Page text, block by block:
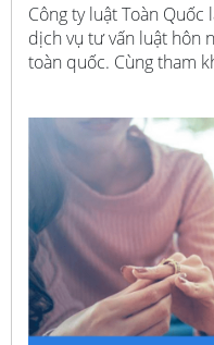
Công ty luật Toàn
dịch vụ tư vấn luật hôn
toàn quốc. Cùng tham